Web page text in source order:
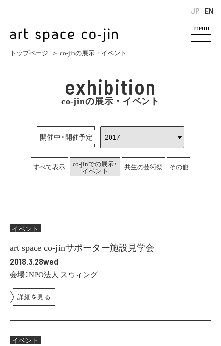
menu
EN
JP
トップページ ＞ co-jinの展示・イベント
exhibition
co-jinの展示・イベント
開催中・開催予定
すべて表示 co-jinでの展示・
イベント 共生の芸術祭 その他
イベント
art space co-jinサポーター施設見学会
2018.3.28wed
会場：NPO法人 スウィング
詳細を見る
イベント